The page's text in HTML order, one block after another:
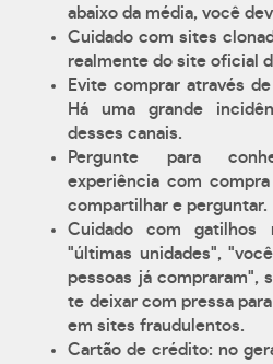
abaixo da média, você
Cuidado com sites
realmente do site oficial
Evite comprar através
Há uma grande
desses canais.
Pergunte para
experiência com
compartilhar e perguntar.
Cuidado com gatilhos
"últimas unidades",
pessoas já compraram",
te deixar com pressa
em sites fraudulentos.
Cartão de crédito: no